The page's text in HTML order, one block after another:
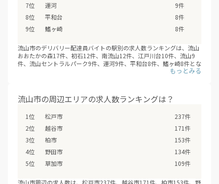
運河
9件
平和台
8件
鰭ヶ崎
8件
流山市のデリバリー配達員バイトの駅別の求人数ランキングは、流山
おおたかの森17件、初石12件、南流山12件、江戸川台10件、流山9
件、流山セントラルパーク9件、運河9件、平和台8件、鰭ヶ崎8件とな
ります。そのほかデリバリー 配達員バイトの求人 - 流山市のデリバリ
フードデリバリーサービスの配達員登録は、サービスが開始するより
も先に、始まっていることも多いため、興味のあるエリアの配達員募
流山市の周辺エリアの求人数ランキングは？
松戸市
237件
越谷市
171件
柏市
153件
野田市
134件
草加市
109件
流山市周辺の求人数は、松戸市237件、越谷市171件、柏市153件、野